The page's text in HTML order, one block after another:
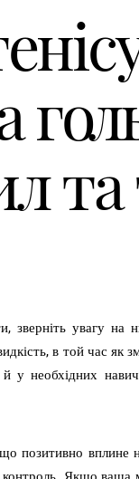
зверніть увагу на
в той час як
у необхідних
позитивно вплине